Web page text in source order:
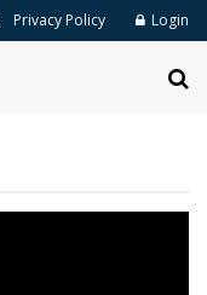
Privacy Policy Login